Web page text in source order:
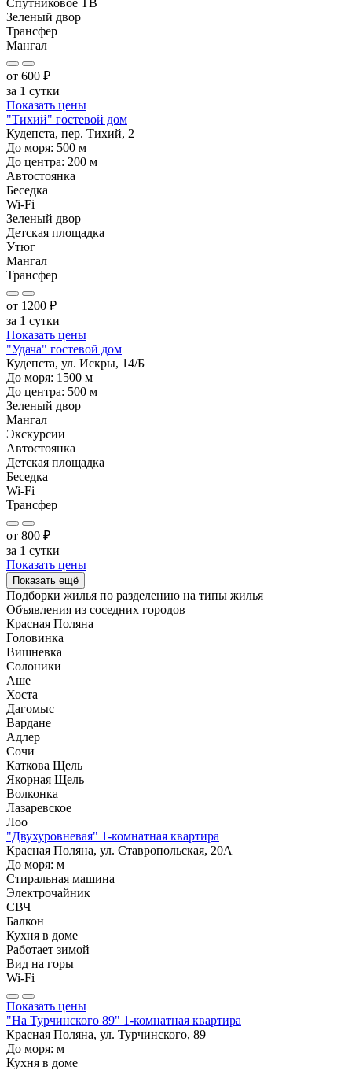
Зеленый двор
Трансфер
Мангал
от 600 ₽
за 1 сутки
Показать цены
"Тихий" гостевой дом
Кудепста, пер. Тихий, 2
До моря: 500 м
До центра: 200 м
Автостоянка
Беседка
Wi-Fi
Зеленый двор
Детская площадка
Утюг
Мангал
Трансфер
от 1200 ₽
за 1 сутки
Показать цены
"Удача" гостевой дом
Кудепста, ул. Искры, 14/Б
До моря: 1500 м
До центра: 500 м
Зеленый двор
Мангал
Экскурсии
Автостоянка
Детская площадка
Беседка
Wi-Fi
Трансфер
от 800 ₽
за 1 сутки
Показать цены
Показать ещё
Подборки жилья по разделению на типы жилья
Объявления из соседних городов
Красная Поляна
Головинка
Вишневка
Солоники
Аше
Хоста
Дагомыс
Вардане
Адлер
Сочи
Каткова Щель
Якорная Щель
Волконка
Лазаревское
Лоо
"Двухуровневая" 1-комнатная квартира
Красная Поляна, ул. Ставропольская, 20А
До моря: м
Стиральная машина
Электрочайник
СВЧ
Балкон
Кухня в доме
Работает зимой
Вид на горы
Wi-Fi
Показать цены
"На Турчинского 89" 1-комнатная квартира
Красная Поляна, ул. Турчинского, 89
До моря: м
Кухня в доме